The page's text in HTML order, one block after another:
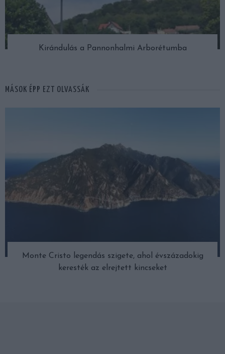
Kirándulás a Pannonhalmi Arborétumba
MÁSOK ÉPP EZT OLVASSÁK
Monte Cristo legendás szigete, ahol évszázadokig
keresték az elrejtett kincseket